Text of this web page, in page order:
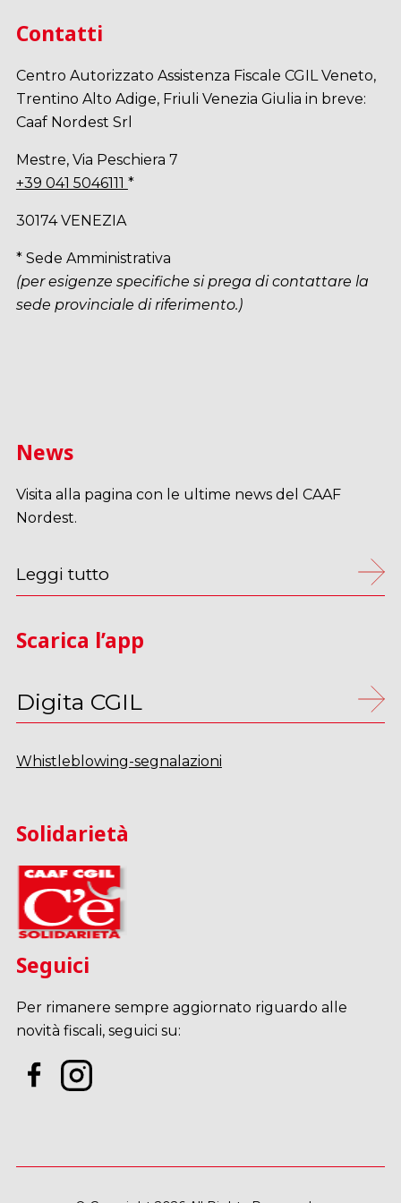
Contatti
Centro Autorizzato Assistenza Fiscale CGIL Veneto,
Trentino Alto Adige, Friuli Venezia Giulia in breve:
Caaf Nordest Srl
Mestre, Via Peschiera 7
+39 041 5046111 *
30174 VENEZIA
* Sede Amministrativa
(per esigenze specifiche si prega di contattare la
sede provinciale di riferimento.)
News
Visita alla pagina con le ultime news del CAAF
Nordest.
Leggi tutto
Scarica l’app
Digita CGIL
Whistleblowing-segnalazioni
Solidarietà
Seguici
Per rimanere sempre aggiornato riguardo alle
novità fiscali, seguici su: